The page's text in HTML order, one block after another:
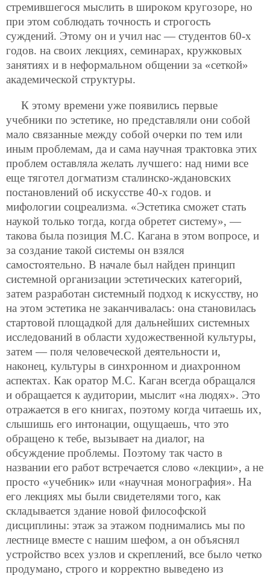
стремившегося мыслить в широком кругозоре, но
при этом соблюдать точность и строгость
суждений. Этому он и учил нас — студентов 60-х
годов. на своих лекциях, семинарах, кружковых
занятиях и в неформальном общении за «сеткой»
академической структуры.
К этому времени уже появились первые
учебники по эстетике, но представляли они собой
мало связанные между собой очерки по тем или
иным проблемам, да и сама научная трактовка этих
проблем оставляла желать лучшего: над ними все
еще тяготел догматизм сталинско-ждановских
постановлений об искусстве 40-х годов. и
мифологии соцреализма. «Эстетика сможет стать
наукой только тогда, когда обретет систему», —
такова была позиция М.С. Кагана в этом вопросе, и
за создание такой системы он взялся
самостоятельно. В начале был найден принцип
системной организации эстетических категорий,
затем разработан системный подход к искусству, но
на этом эстетика не заканчивалась: она становилась
стартовой площадкой для дальнейших системных
исследований в области художественной культуры,
затем — поля человеческой деятельности и,
наконец, культуры в синхронном и диахронном
аспектах. Как оратор М.С. Каган всегда обращался
и обращается к аудитории, мыслит «на людях». Это
отражается в его книгах, поэтому когда читаешь их,
слышишь его интонации, ощущаешь, что это
обращено к тебе, вызывает на диалог, на
обсуждение проблемы. Поэтому так часто в
названии его работ встречается слово «лекции», а не
просто «учебник» или «научная монография». На
его лекциях мы были свидетелями того, как
складывается здание новой философской
дисциплины: этаж за этажом поднимались мы по
лестнице вместе с нашим шефом, а он объяснял
устройство всех узлов и скреплений, все было четко
продумано, строго и корректно выведено из